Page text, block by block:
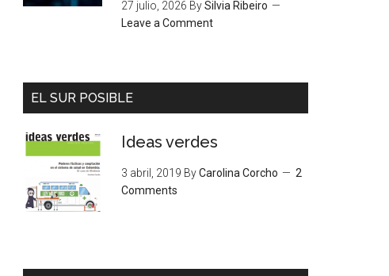
27 julio, 2026 BySilvia Ribeiro
Leave a Comment
EL SUR POSIBLE
Ideas verdes
3 abril, 2019 ByCarolina Corcho
2
Comments